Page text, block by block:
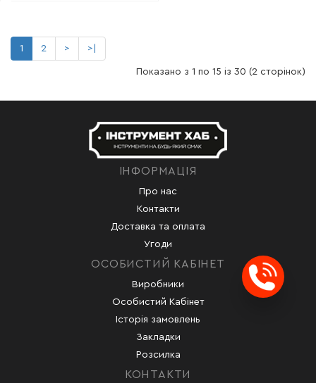
1 2 > >|
Показано з 1 по 15 із 30 (2 сторінок)
ІНФОРМАЦІЯ
Про нас
Контакти
Доставка та оплата
Угоди
ОСОБИСТИЙ КАБІНЕТ
Виробники
Особистий Кабінет
Історія замовлень
Закладки
Розсилка
КОНТАКТИ